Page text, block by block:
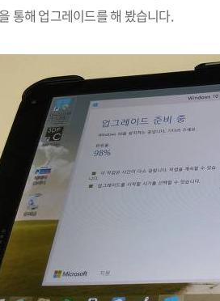
통해 업그레이드를 해 봤습니다.